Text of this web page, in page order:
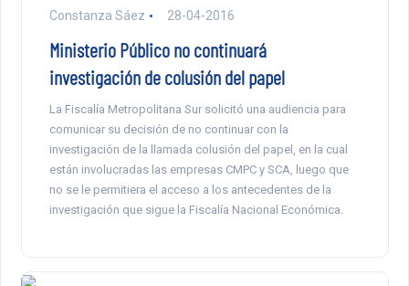
Constanza Sáez 28-04-2016
Ministerio Público no continuará
investigación de colusión del papel
La Fiscalía Metropolitana Sur solicitó una audiencia para
comunicar su decisión de no continuar con la
investigación de la llamada colusión del papel, en la cual
están involucradas las empresas CMPC y SCA, luego que
no se le permitiera el acceso a los antecedentes de la
investigación que sigue la Fiscalía Nacional Económica.